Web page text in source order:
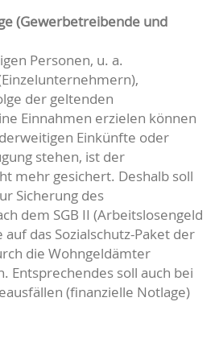
(Gewerbetreibende und
Personen, u. a.
der geltenden
Einnahmen erzielen können
Einkünfte oder
stehen, ist der
mehr gesichert. Deshalb soll
Sicherung des
dem SGB II (Arbeitslosengeld
das Sozialschutz-Paket der
die Wohngeldämter
Entsprechendes soll auch bei
(finanzielle Notlage)